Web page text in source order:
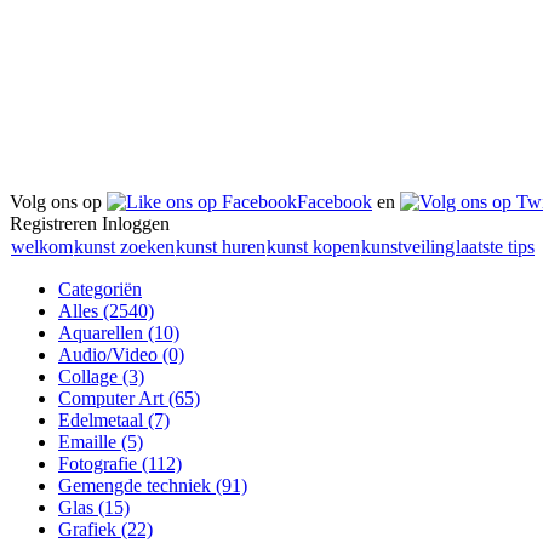
Volg ons op Facebook en
Registreren Inloggen
welkomkunst zoekenkunst hurenkunst kopenkunstveilinglaatste tips
Categoriën
Alles (2540)
Aquarellen (10)
Audio/Video (0)
Collage (3)
Computer Art (65)
Edelmetaal (7)
Emaille (5)
Fotografie (112)
Gemengde techniek (91)
Glas (15)
Grafiek (22)